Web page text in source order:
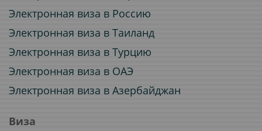
Электронная виза в Россию
Электронная виза в Таиланд
Электронная виза в Турцию
Электронная виза в ОАЭ
Электронная виза в Азербайджан
Виза